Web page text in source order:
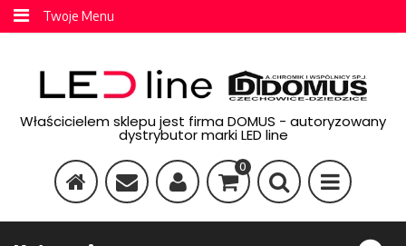
Twoje Menu
Właścicielem sklepu jest firma DOMUS - autoryzowany
dystrybutor marki LED line
0